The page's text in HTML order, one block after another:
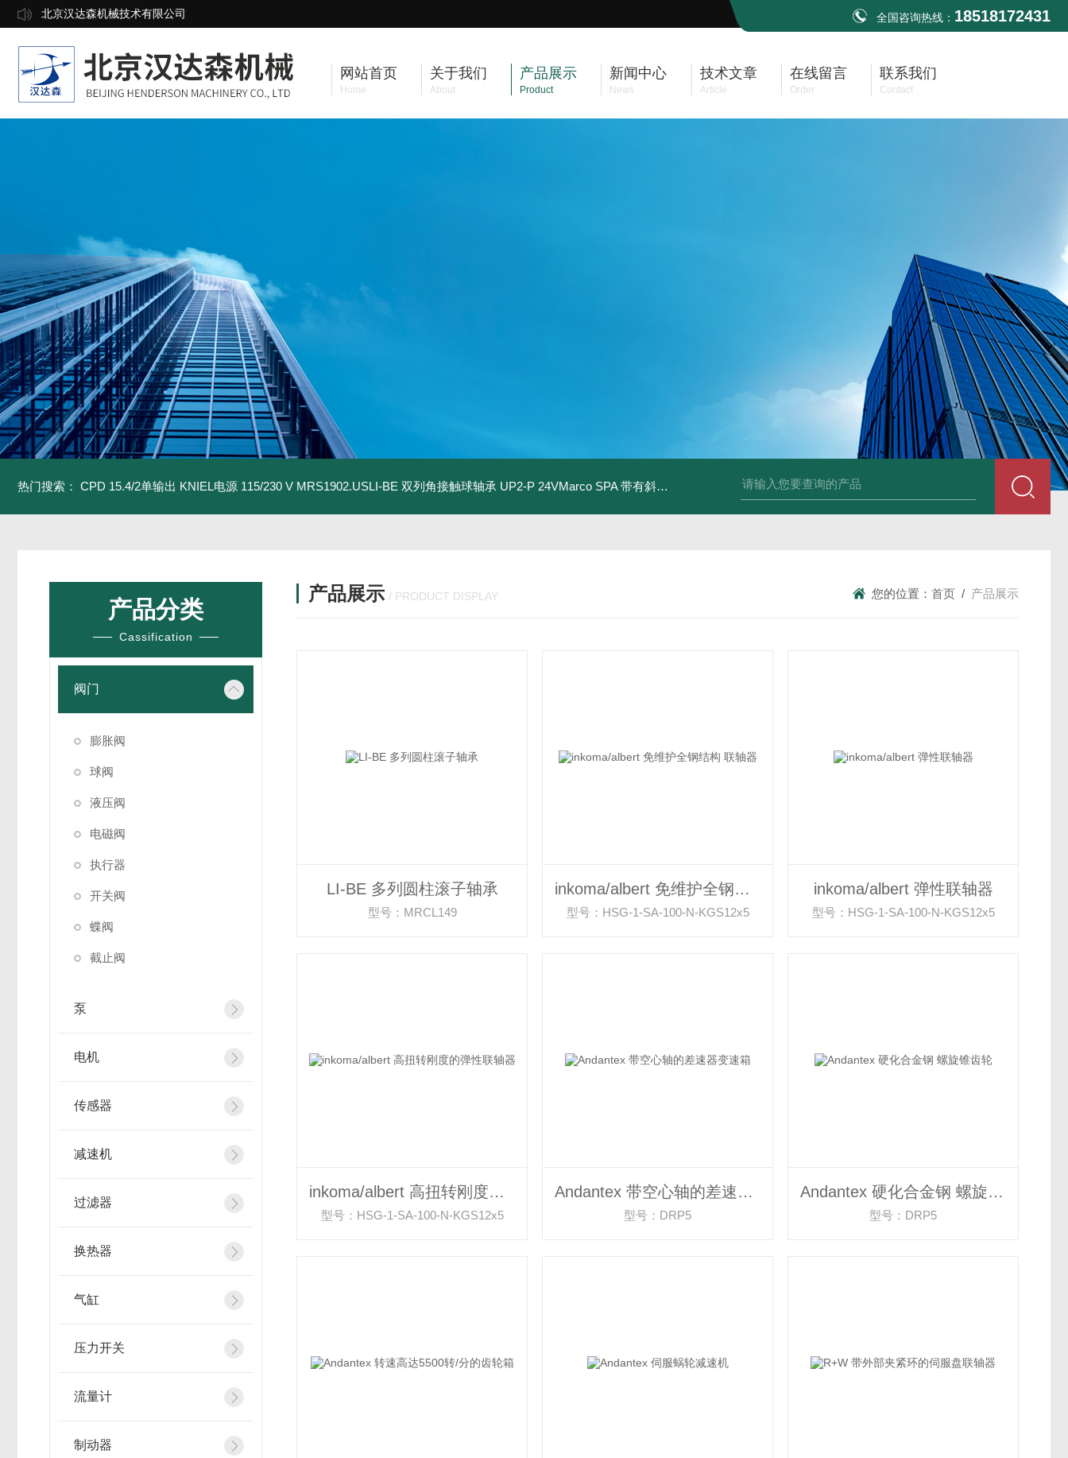
北京汉达森机械技术有限公司 全国咨询热线： 18518172431
网站首页
Home
关于我们
About
产品展示
Product
新闻中心
News
技术文章
Article
在线留言
Order
联系我们
Contact
热门搜索： CPD 15.4/2单输出 KNIEL电源 115/230 V MRS1902.USLI-BE 双列角接触球轴承 UP2-P 24VMarco SPA 带有斜齿轮青铜润滑油泵 UP2-P 24VMarco SPA带有螺旋青铜齿轮的自吸电动泵
产品分类
Cassification
阀门
膨胀阀
球阀
液压阀
电磁阀
执行器
开关阀
蝶阀
截止阀
泵
电机
传感器
减速机
过滤器
换热器
气缸
压力开关
流量计
制动器
产品展示 / PRODUCT DISPLAY 您的位置： 首页 / 产品展示
LI-BE 多列圆柱滚子轴承
型号：MRCL149
inkoma/albert 免维护全钢结构 联轴器
型号：HSG-1-SA-100-N-KGS12x5
inkoma/albert 弹性联轴器
型号：HSG-1-SA-100-N-KGS12x5
inkoma/albert 高扭转刚度的弹性联轴器
型号：HSG-1-SA-100-N-KGS12x5
Andantex 带空心轴的差速器变速箱
型号：DRP5
Andantex 硬化合金钢 螺旋锥齿轮
型号：DRP5